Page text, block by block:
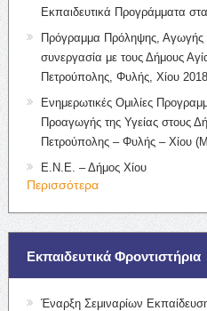
Εκπαιδευτικά Προγράμματα
Πρόγραμμα Πρόληψης, Αγωγής
συνεργασία με τους Δήμους
Πετρούπολης, Φυλής, Χίου
Ενημερωτικές Ομιλίες
Προαγωγής της Υγείας στους
Πετρούπολης – Φυλής – Χίου
Ε.Ν.Ε. – Δήμος Χίου
Περισσότερα
Εκπαιδευτικά Φροντιστήρια
Έναρξη Σεμιναρίων